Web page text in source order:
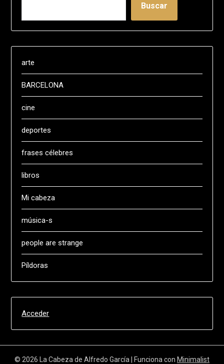
Buscar
arte
BARCELONA
cine
deportes
frases célebres
libros
Mi cabeza
música-s
people are strange
Píldoras
Acceder
© 2026 La Cabeza de Alfredo García | Funciona con Minimalist